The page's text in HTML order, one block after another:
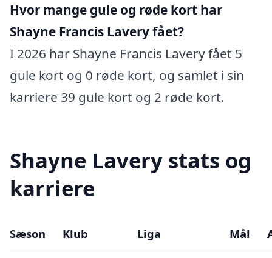
Hvor mange gule og røde kort har
Shayne Francis Lavery fået?
I 2026 har Shayne Francis Lavery fået 5
gule kort og 0 røde kort, og samlet i sin
karriere 39 gule kort og 2 røde kort.
Shayne Lavery stats og
karriere
Sæson Klub Liga Mål